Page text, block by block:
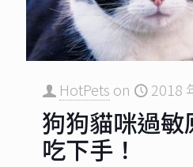
HotPets on 2018
狗狗貓咪過敏
吃下手！